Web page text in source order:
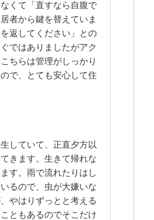
くて「直すなら自腹で
者から鍵を替えていま
返してください」との
ではありましたがアク
ちらは管理がしっかり
で、とても安心して住
していて、正直夕方以
きます。生きて帰れな
す。雨で流れたりはし
るので、虫が大嫌いな
やはりずっとと考える
ともあるのでそこだけ